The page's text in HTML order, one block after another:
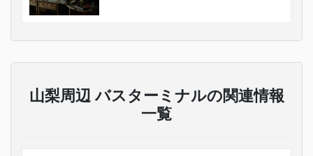
山梨周辺 バスターミナルの関連情報
一覧